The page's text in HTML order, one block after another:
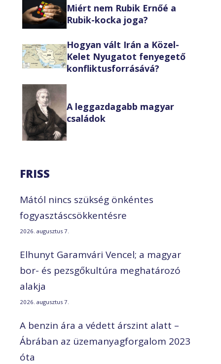
Miért nem Rubik Ernőé a
Rubik-kocka joga?
Hogyan vált Irán a Közel-
Kelet Nyugatot fenyegető
konfliktusforrásává?
A leggazdagabb magyar
családok
FRISS
Mától nincs szükség önkéntes
fogyasztáscsökkentésre
2026. augusztus 7.
Elhunyt Garamvári Vencel; a magyar
bor- és pezsgőkultúra meghatározó
alakja
2026. augusztus 7.
A benzin ára a védett árszint alatt –
Ábrában az üzemanyagforgalom 2023
óta